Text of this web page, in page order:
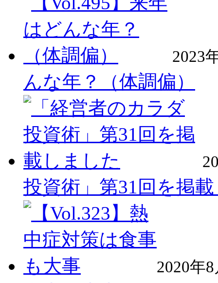
2023
んな年？（体調偏）
投資術」第31回を掲
2020年